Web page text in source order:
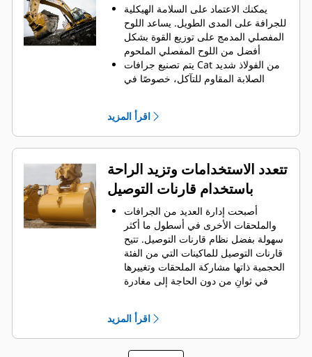
تحميل كمية أكبر من المواد في أقل وقت
ممكن. يساعد شكل الجرافة والقضبان
الجانبية على الاحتفاظ بمعظم المواد في
الجرافة لكل حمولة.
يمكنك الاعتماد على السلامة الهيكلية
للجرافة على المدى الطويل. ‏‫يساعد اللوح
المفصلي المدمج على توزيع القوة بشكل
أفضل من اللوح المفصلي الملحوم
يتم تصنيع جرافات Cat من الفولاذ شديد
الصلابة المقاوم للتآكل، خصوصًا في
يمكنك حماية أهم المناطق التي تتعرض
للتآكل المفرط في جرافتك أثناء احتكاكها
بالمواد بدرجة كبيرة باستخدام أدوات
التعشيق الأرضية (GET) من Cat
يمكنك العمل في تطبيقات الإنتاج عالية
المتطلبات، واختراق الأكوام بشكل أسهل
مع تسريع أوقات الدورات من خلال أدوات
Advansys
من Cat
قم بتركيب الأطراف وإزالتها بشكل أسرع
من ذي قبل باستخدام نظام GET عديم
المطرقة Advansys
تحقق من التثبيت الآمن للأطراف
والمهايئات، مع استخدام الأدوات
الأساسية فقط، باستخدام نظام تثبيت
يمكنك خفض تكاليف الصيانة باختيار
اقرأ المزيد
تتعدد الاستخدامات وتزيد الراحة
باستخدام قارنات التوصيل
أصبحت إدارة العديد من الجرافات
والملحقات الأخرى في أسطول ما أكثر
سهولة بفضل نظام قارنات التوصيل. ‏‫تتيح
قارنات التوصيل للماكينات التي من الفئة
الحجمية ذاتها مشاركة الملحقات وتغييرها
في ثوانٍ من دون الحاجة إلى مغادرة
كما أن الجرافات التي يمكن تثبيتها
مباشرة بالماكينة بمسامير تتوافق مع
قارنات التوصيل ذات مسمار الإمساك من
Cat®‎، باستثناء الجرافات ذات مسمار
اقرأ المزيد